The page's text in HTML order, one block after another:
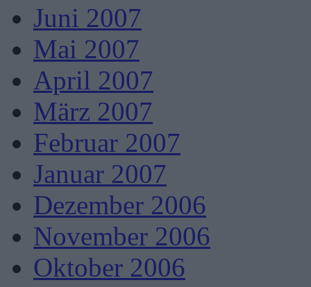
Juni 2007
Mai 2007
April 2007
März 2007
Februar 2007
Januar 2007
Dezember 2006
November 2006
Oktober 2006